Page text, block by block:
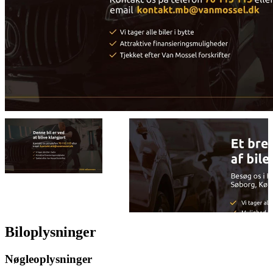
Biloplysninger
Nøgleoplysninger